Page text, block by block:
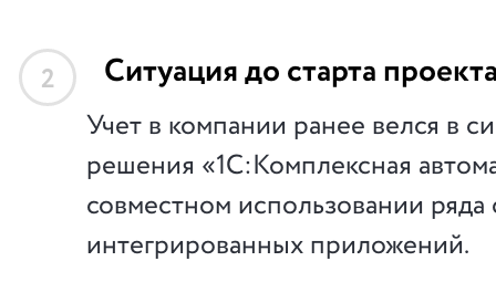
2 Ситуация до старта
Учет в компании ранее велся в
решения «1С:Комплексная
совместном использовании
интегрированных приложений.